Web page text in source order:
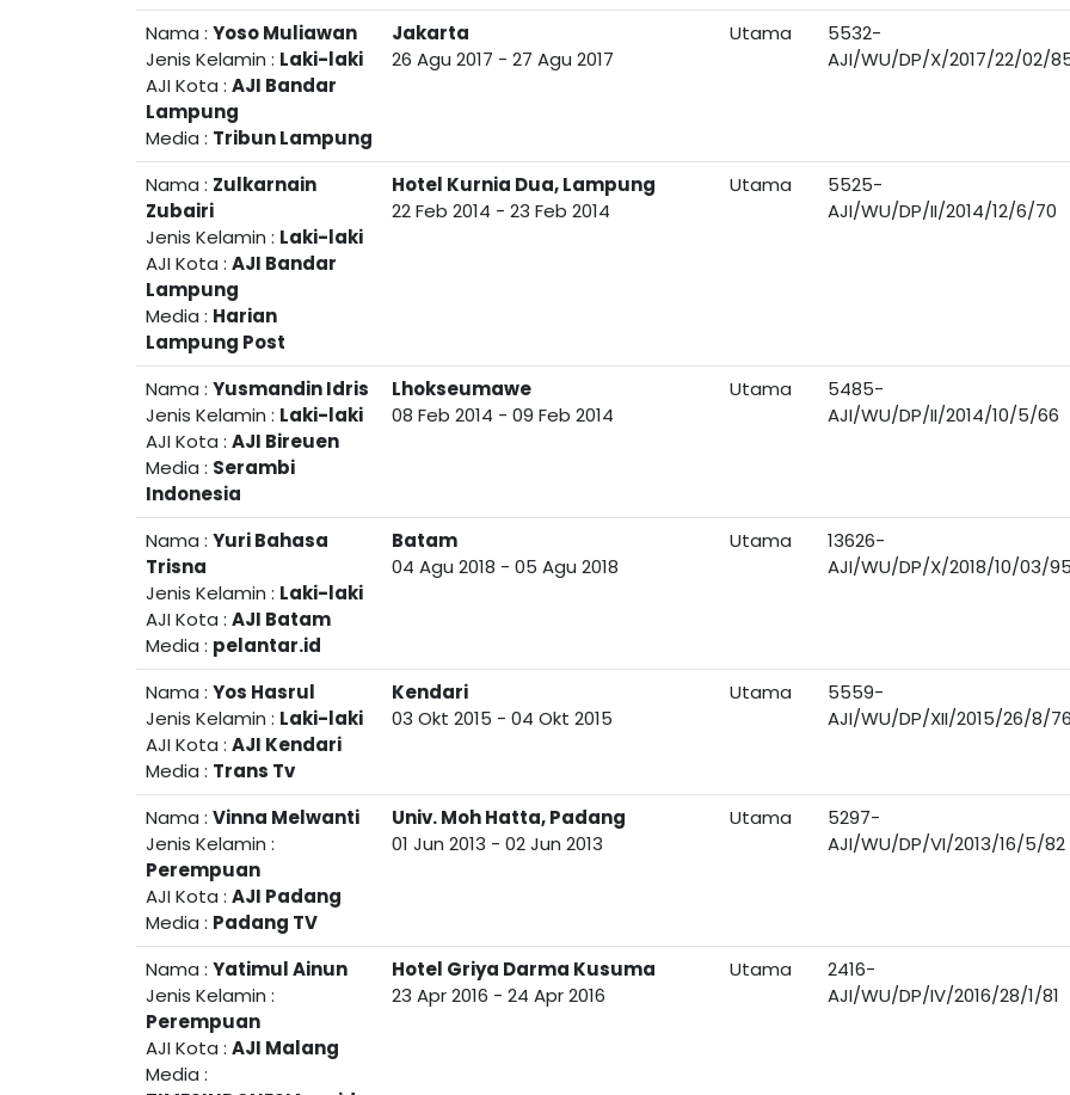
Nama : Yoso Muliawan
Jenis Kelamin : Laki-laki
AJI Kota : AJI Bandar
Lampung
Media : Tribun Lampung
Jakarta
26 Agu 2017 - 27 Agu 2017
Utama
5532-
AJI/WU/DP/X/2017/22/02/
Nama : Zulkarnain
Zubairi
Jenis Kelamin : Laki-laki
AJI Kota : AJI Bandar
Lampung
Media : Harian
Lampung Post
Hotel Kurnia Dua, Lampung
22 Feb 2014 - 23 Feb 2014
Utama
5525-
AJI/WU/DP/II/2014/12/6/70
Nama : Yusmandin Idris
Jenis Kelamin : Laki-laki
AJI Kota : AJI Bireuen
Media : Serambi
Indonesia
Lhokseumawe
08 Feb 2014 - 09 Feb 2014
Utama
5485-
AJI/WU/DP/II/2014/10/5/66
Nama : Yuri Bahasa
Trisna
Jenis Kelamin : Laki-laki
AJI Kota : AJI Batam
Media : pelantar.id
Batam
04 Agu 2018 - 05 Agu 2018
Utama
13626-
AJI/WU/DP/X/2018/10/03/
Nama : Yos Hasrul
Jenis Kelamin : Laki-laki
AJI Kota : AJI Kendari
Media : Trans Tv
Kendari
03 Okt 2015 - 04 Okt 2015
Utama
5559-
AJI/WU/DP/XII/2015/26/8/
Nama : Vinna Melwanti
Jenis Kelamin :
Perempuan
AJI Kota : AJI Padang
Media : Padang TV
Univ. Moh Hatta, Padang
01 Jun 2013 - 02 Jun 2013
Utama
5297-
AJI/WU/DP/VI/2013/16/5/82
Nama : Yatimul Ainun
Jenis Kelamin :
Perempuan
AJI Kota : AJI Malang
Media :
Hotel Griya Darma Kusuma
23 Apr 2016 - 24 Apr 2016
Utama
2416-
AJI/WU/DP/IV/2016/28/1/81